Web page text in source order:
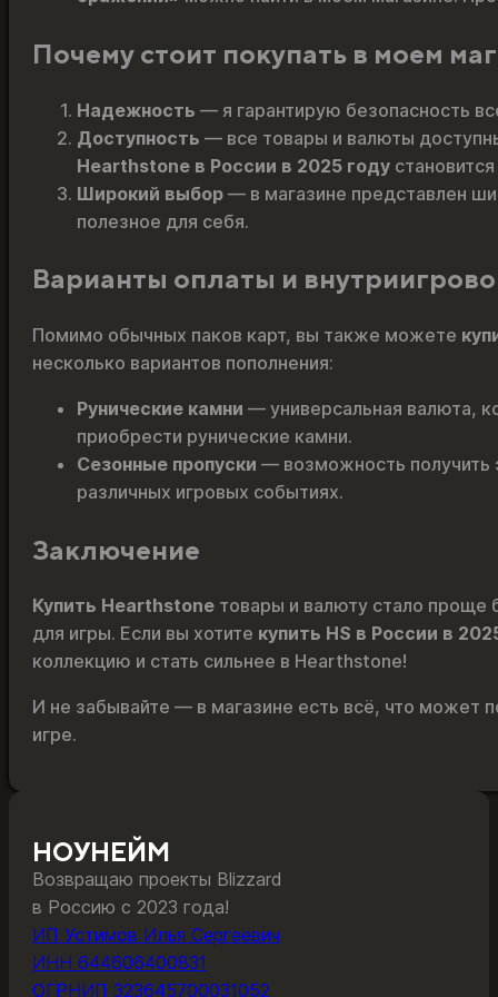
Почему стоит покупать в моем
Надежность — я гарантирую безопасность
Доступность — все товары и валюты
Hearthstone в России в 2025 году
Широкий выбор — в магазине представлен
полезное для себя.
Варианты оплаты и
Помимо обычных паков карт, вы также можете
несколько вариантов пополнения:
Рунические камни — универсальная валюта,
приобрести рунические камни.
Сезонные пропуски — возможность получить
различных игровых событиях.
Заключение
Купить Hearthstone товары и валюту стало проще
для игры. Если вы хотите купить HS в России в
коллекцию и стать сильнее в Hearthstone!
И не забывайте — в магазине есть всё, что может
игре.
НОУНЕЙМ
Возвращаю проекты Blizzard
в Россию с 2023 года!
ИП Устимов Илья Сергеевич
ИНН 644606400831
ОГРНИП 323645700031052